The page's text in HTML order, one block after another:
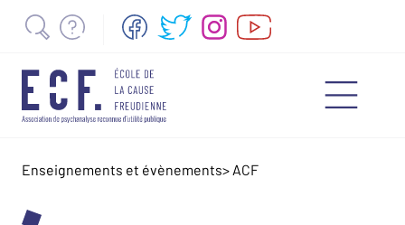
Enseignements et évènements> ACF